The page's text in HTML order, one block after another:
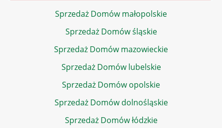
Sprzedaż Domów małopolskie
Sprzedaż Domów śląskie
Sprzedaż Domów mazowieckie
Sprzedaż Domów lubelskie
Sprzedaż Domów opolskie
Sprzedaż Domów dolnośląskie
Sprzedaż Domów łódzkie